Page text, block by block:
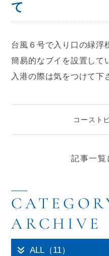
て
台風６号で入り口の緑浮
簡易的なブイを設置して
入港の際は気をつけて下
コースト
記事一覧
ALL（11）